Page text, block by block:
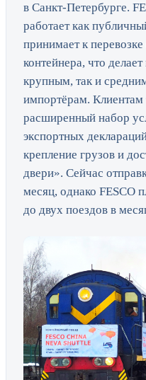
в Санкт-Петербурге.
работает как
принимает к
контейнера, что
крупным, так и
импортёрам. Клиентам
расширенный набор
экспортных
крепление грузов и
двери». Сейчас
месяц, однако FESCO
до двух поездов в